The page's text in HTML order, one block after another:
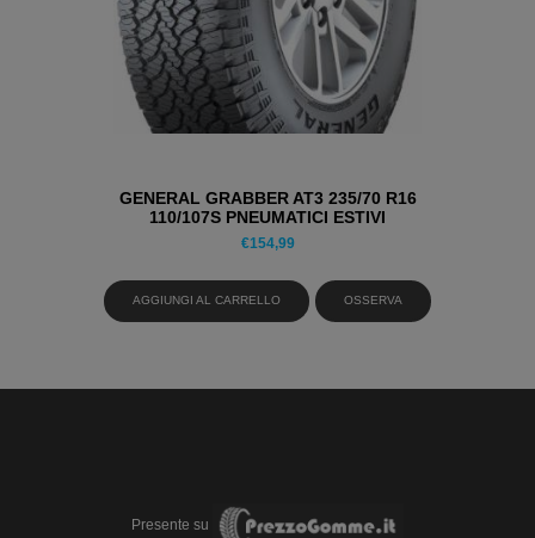
GENERAL GRABBER AT3 235/70 R16
110/107S PNEUMATICI ESTIVI
€154,99
AGGIUNGI AL CARRELLO OSSERVA
Presente su